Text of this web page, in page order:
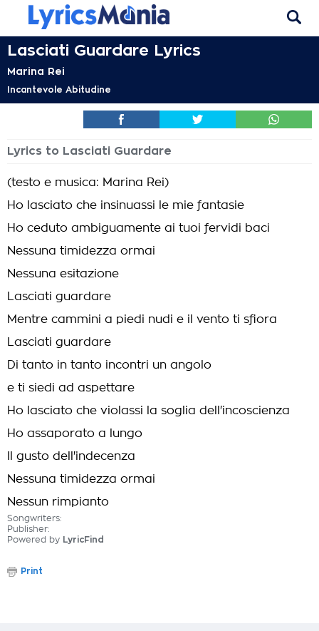
Lasciati Guardare Lyrics
Marina Rei
Incantevole Abitudine
Lyrics to Lasciati Guardare
(testo e musica: Marina Rei)
Ho lasciato che insinuassi le mie fantasie
Ho ceduto ambiguamente ai tuoi fervidi baci
Nessuna timidezza ormai
Nessuna esitazione
Lasciati guardare
Mentre cammini a piedi nudi e il vento ti sfiora
Lasciati guardare
Di tanto in tanto incontri un angolo
e ti siedi ad aspettare
Ho lasciato che violassi la soglia dell'incoscienza
Ho assaporato a lungo
Il gusto dell'indecenza
Nessuna timidezza ormai
Nessun rimpianto
Songwriters:
Publisher:
Powered by LyricFind
Print